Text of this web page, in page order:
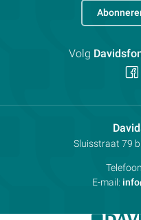
Adres:
Sluisstraat 79
E-mail:
Volg